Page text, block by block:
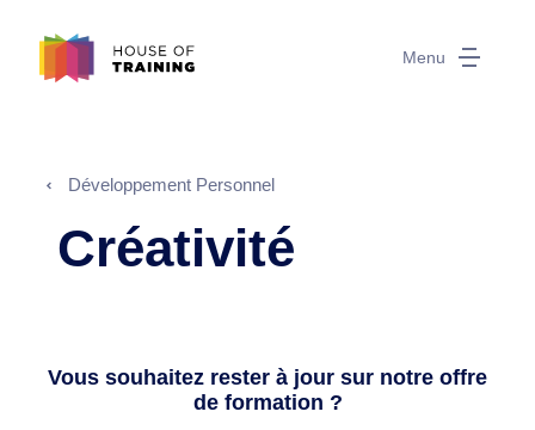
Menu
Développement Personnel
Créativité
Vous souhaitez rester à jour sur notre offre
de formation ?